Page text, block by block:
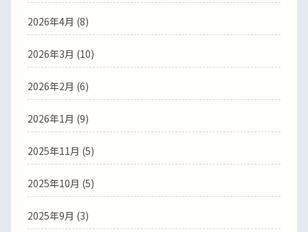
2026年4月 (8)
2026年3月 (10)
2026年2月 (6)
2026年1月 (9)
2025年11月 (5)
2025年10月 (5)
2025年9月 (3)